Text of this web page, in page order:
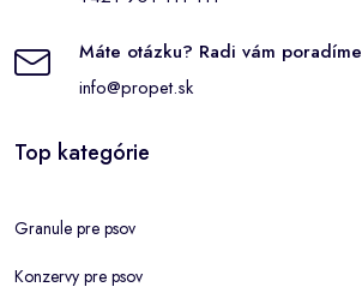
Máte otázku? Radi vám poradíme
info@propet.sk
Top kategórie
Granule pre psov
Konzervy pre psov